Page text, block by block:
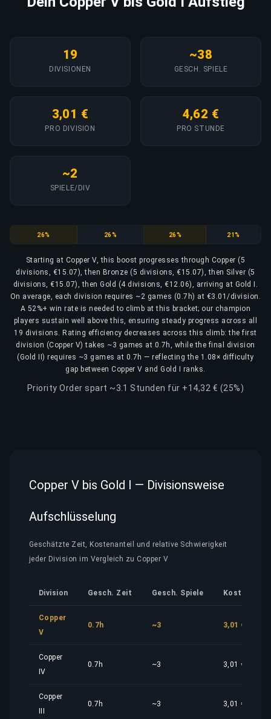
19
DIVISIONEN
~38
GESCH. SPIELE
3,01 €
PRO DIVISION
4,62 €
PRO STUNDE
~2
SPIELE/DIV
Copper
26% Bronze
26% Silver
26% Gold
21%
Starting at Copper V, this boost progresses through Copper (5
divisions, €15.07), then Bronze (5 divisions, €15.07), then Silver (5
divisions, €15.07), then Gold (4 divisions, €12.06), arriving at Gold I.
On average, each division requires ~2 games (0.7h) at €3.01/division.
A 52%+ win rate is needed to climb at this bracket; our champion
players sustain well above this, ensuring steady progress across all
19 divisions. Rating efficiency decreases across this climb: the first
division (Copper V) takes ~3 games at 0.7h, while the final division
(Gold II) requires ~3 games at 0.7h — reflecting the 1.08× difficulty
gap between Copper V and Gold I ranks.
Priority Order spart ~3.1 Stunden für +14,32 € (25%)
Copper V bis Gold I — Divisionsweise
Aufschlüsselung
Geschätzte Zeit, Kostenanteil und relative Schwierigkeit
jeder Division im Vergleich zu Copper V
Division Gesch. Zeit Gesch. Spiele
Copper
V
0.7h ~3 3,01 €
Copper
IV
0.7h ~3 3,01 €
Copper
0.7h ~3 3,01 €